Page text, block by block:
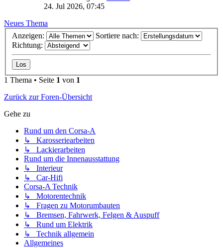
24. Jul 2026, 07:45
Neues Thema
Anzeigen:
Sortiere nach:
Richtung:
1 Thema • Seite 1 von 1
Zurück zur Foren-Übersicht
Gehe zu
Rund um den Corsa-A
↳ Karosseriearbeiten
↳ Lackierarbeiten
Rund um die Innenausstattung
↳ Interieur
↳ Car-Hifi
Corsa-A Technik
↳ Motorentechnik
↳ Fragen zu Motorumbauten
↳ Bremsen, Fahrwerk, Felgen & Auspuff
↳ Rund um Elektrik
↳ Technik allgemein
Allgemeines